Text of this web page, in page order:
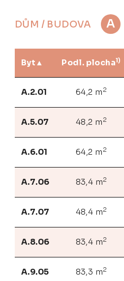
DŮM / BUDOVA A
Byt Podl. plocha1)
A.2.01 64,2 m 2
A.5.07 48,2 m 2
A.6.01 64,2 m 2
A.7.06 83,4 m2
A.7.07 48,4 m2
A.8.06 83,4 m2
A.9.05 83,3 m2